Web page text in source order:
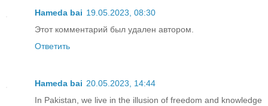
Hameda bai 19.05.2023, 08:30
Этот комментарий был удален автором.
Ответить
Hameda bai 20.05.2023, 14:44
In Pakistan, we live in the illusion of freedom and knowledge